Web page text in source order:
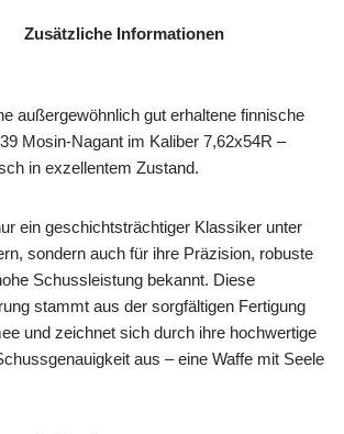
Zusätzliche Informationen
außergewöhnlich gut erhaltene finnische
Mosin-Nagant im Kaliber 7,62x54R –
in exzellentem Zustand.
ein geschichtsträchtiger Klassiker unter
sondern auch für ihre Präzision, robuste
Schussleistung bekannt. Diese
stammt aus der sorgfältigen Fertigung
und zeichnet sich durch ihre hochwertige
aus – eine Waffe mit Seele